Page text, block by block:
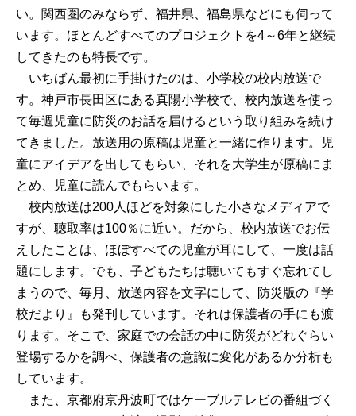
い。関西圏のみならず、福井県、福島県などにも伺って
います。ほとんどすべてのプロジェクトを4～6年と継続
してきたのも特長です。
いちばん最初に手掛けたのは、小学校の校内放送で
す。神戸市長田区にある真陽小学校で、校内放送を使っ
て毎週児童に防災のお話を届けるという取り組みを続け
てきました。放送用の原稿は児童と一緒に作ります。児
童にアイデアを出してもらい、それを大学生が原稿にま
とめ、児童に読んでもらいます。
校内放送は200人ほどを対象にした小さなメディアで
すが、聴取率は100％に近い。だから、校内放送でお伝
えしたことは、ほぼすべての児童が耳にして、一度は話
題にします。でも、子どもたちは聴いてもすぐ忘れてし
まうので、毎月、放送内容を文字にして、防災版の『学
校だより』も発刊しています。それは保護者の手にも渡
ります。そこで、家庭での会話の中に防災がどれぐらい
登場するかを調べ、保護者の意識に変化があるか分析も
しています。
また、京都府京丹波町ではケーブルテレビの番組づく